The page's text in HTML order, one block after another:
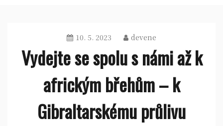
10. 5. 2023 devene
Vydejte se spolu s námi až k
africkým břehům – k
Gibraltarskému průlivu